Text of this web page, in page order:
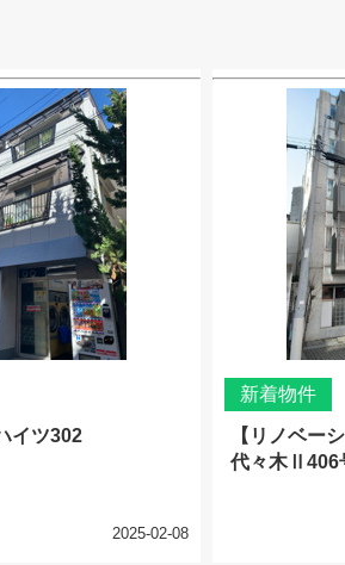
イツ302
2025-02-08
新着物件
【リノベー
代々木Ⅱ406